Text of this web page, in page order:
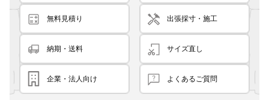
無料見積り 出張採寸・施工
納期・送料 サイズ直し
企業・法人向け よくあるご質問